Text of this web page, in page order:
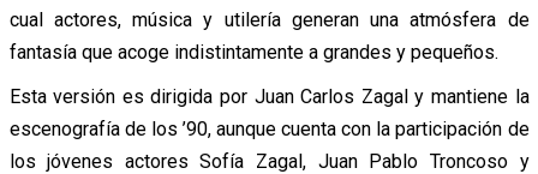
cual actores, música y utilería generan una atmósfera de
fantasía que acoge indistintamente a grandes y pequeños.
Esta versión es dirigida por Juan Carlos Zagal y mantiene la
escenografía de los ’90, aunque cuenta con la participación de
los jóvenes actores Sofía Zagal, Juan Pablo Troncoso y